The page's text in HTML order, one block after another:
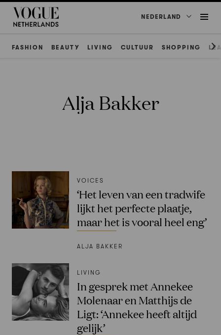
NEDERLAND
FASHION BEAUTY LIVING CULTUUR SHOPPING
Alja Bakker
VOICES
‘Het leven van een tradwife
lijkt het perfecte plaatje,
maar het is vooral heel eng’
ALJA BAKKER
LIVING
In gesprek met Annekee
Molenaar en Matthijs de
Ligt: ‘Annekee heeft altijd
gelijk’